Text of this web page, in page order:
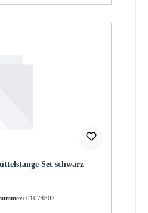
Set schwarz
01074807